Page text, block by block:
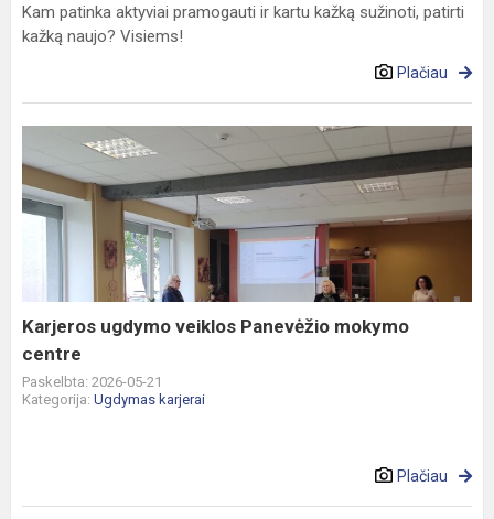
Kam patinka aktyviai pramogauti ir kartu kažką sužinoti, patirti
kažką naujo? Visiems!
Plačiau
ugdymo
veiklos
Panevėžio
mokymo
Karjeros ugdymo veiklos Panevėžio mokymo
centre
Paskelbta: 2026-05-21
Kategorija: Ugdymas karjerai
Plačiau